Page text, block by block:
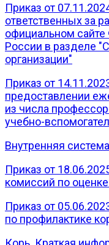
Приказ от
ответственных за
официальном
России в разделе
организации"
Приказ от
предоставлении
из числа
учебно-
Внутренняя
Приказ от
комиссий по
Приказ от
по профилактике